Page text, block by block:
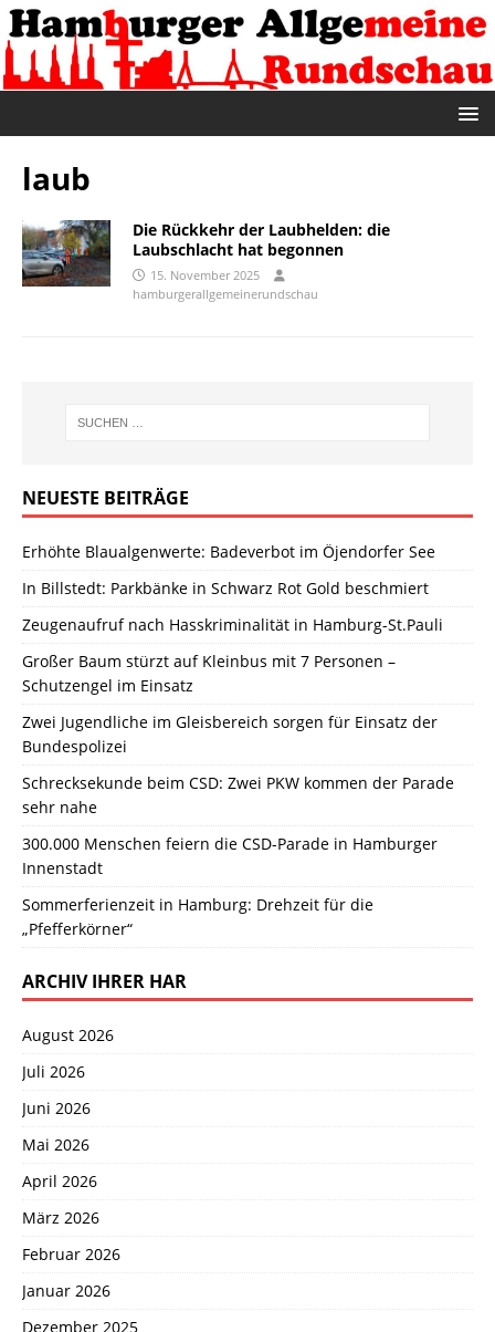
laub
Die Rückkehr der Laubhelden: die
Laubschlacht hat begonnen
15. November 2025
hamburgerallgemeinerundschau
NEUESTE BEITRÄGE
Erhöhte Blaualgenwerte: Badeverbot im Öjendorfer See
In Billstedt: Parkbänke in Schwarz Rot Gold beschmiert
Zeugenaufruf nach Hasskriminalität in Hamburg-St.Pauli
Großer Baum stürzt auf Kleinbus mit 7 Personen –
Schutzengel im Einsatz
Zwei Jugendliche im Gleisbereich sorgen für Einsatz der
Bundespolizei
Schrecksekunde beim CSD: Zwei PKW kommen der Parade
sehr nahe
300.000 Menschen feiern die CSD-Parade in Hamburger
Innenstadt
Sommerferienzeit in Hamburg: Drehzeit für die
„Pfefferkörner“
ARCHIV IHRER HAR
August 2026
Juli 2026
Juni 2026
Mai 2026
April 2026
März 2026
Februar 2026
Januar 2026
Dezember 2025